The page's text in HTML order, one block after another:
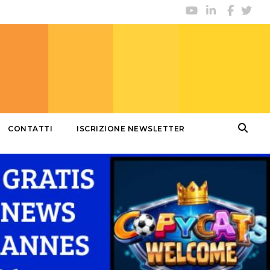
CONTATTI ISCRIZIONE NEWSLETTER